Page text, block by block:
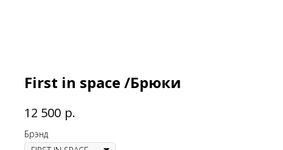
First in space /Брюки
12 500 р.
Брэнд